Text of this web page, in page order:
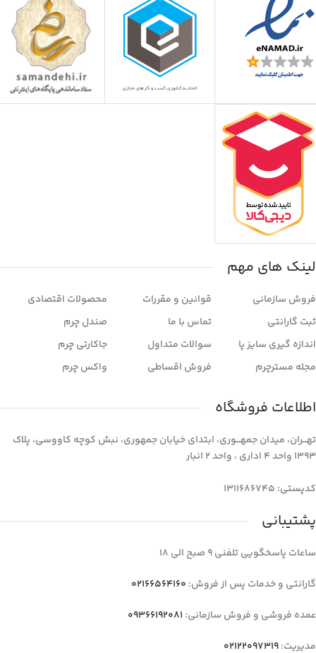
لینک های مهم
فروش سازمانی
ثبت گارانتی
اندازه گیری سایز پا
مجله مسترچرم
قوانین و مقررات
تماس با ما
سوالات متداول
فروش اقساطی
محصولات اقتصادی
صندل چرم
جاکارتی چرم
واکس چرم
اطلاعات فروشگاه
تهـــران، میدان جمهـــوری، ابتدای خیابان جمهوری، نبش کوچه کاووسی، پلاک
1393 واحد 4 اداری ، واحد 2 انبار
کدپستی: 1311686745
پشتیبانی
ساعات پاسخگویی تلفنی 9 صبح الی 18
گارانتی و خدمات پس از فروش: 02166564160
عمده فروشی و فروش سازمانی: 09366192081
مدیریت:02122097319